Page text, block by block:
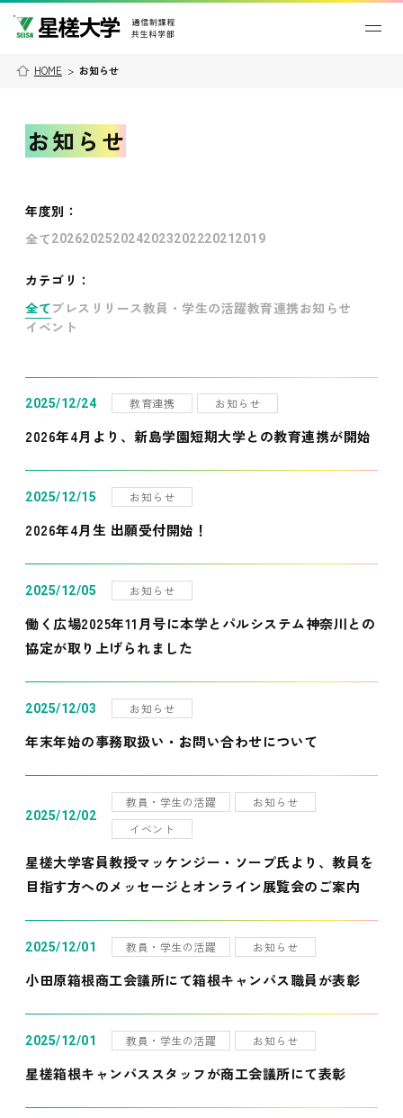
HOME > お知らせ
お知らせ
年度別 ：
全て202620252024202320222021 2019
カテゴリ：
全て プレスリリース教員・学生の活躍教育連携お知らせ
イベント
2025/12/24 教育連携 お知らせ
2026年4月より、新島学園短期大学との教育連携が開始
2025/12/15 お知らせ
2026年4月生 出願受付開始！
2025/12/05 お知らせ
働く広場2025年11月号に本学とパルシステム神奈川との
協定が取り上げられました
2025/12/03 お知らせ
年末年始の事務取扱い・お問い合わせについて
2025/12/02
教員・学生の活躍
お知らせ
イベント
星槎大学客員教授マッケンジー・ソープ氏より、教員を
目指す方へのメッセージとオンライン展覧会のご案内
2025/12/01 教員・学生の活躍 お知らせ
小田原箱根商工会議所にて箱根キャンパス職員が表彰
2025/12/01 教員・学生の活躍 お知らせ
星槎箱根キャンパススタッフが商工会議所にて表彰